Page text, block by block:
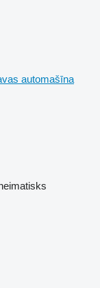
automašīna